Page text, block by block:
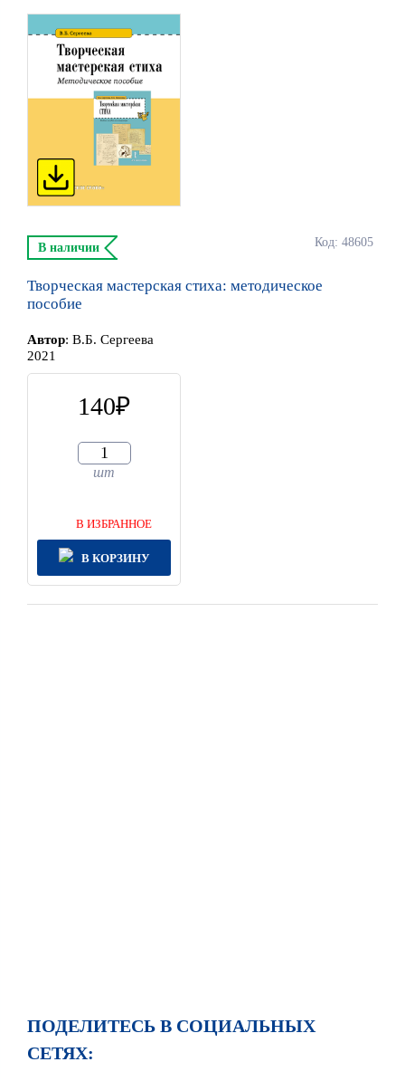
Код: 48605
В наличии
Творческая мастерская стиха: методическое
пособие
Автор: В.Б. Сергеева
2021
140
шт
В ИЗБРАННОЕ
В КОРЗИНУ
ПОДЕЛИТЕСЬ В СОЦИАЛЬНЫХ
СЕТЯХ: